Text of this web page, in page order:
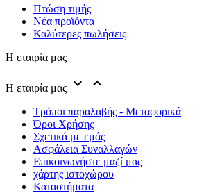
Πτώση τιμής
Νέα προϊόντα
Καλύτερες πωλήσεις
Η εταιρία μας
Η εταιρία μας  
Τρόποι παραλαβής - Μεταφορικά
Όροι Χρήσης
Σχετικά με εμάς
Ασφάλεια Συναλλαγών
Επικοινωνήστε μαζί μας
χάρτης ιστοχώρου
Καταστήματα